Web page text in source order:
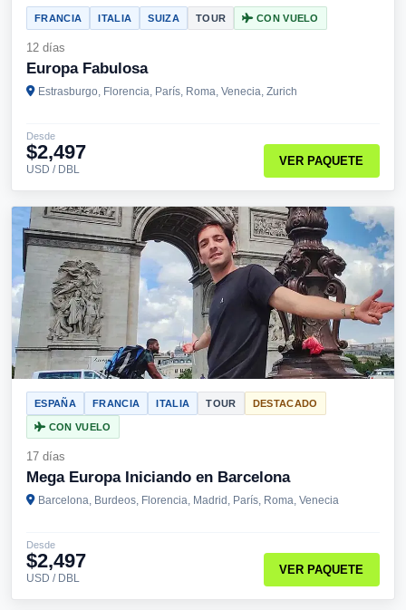
FRANCIA ITALIA SUIZA TOUR CON VUELO
12 días
Europa Fabulosa
Estrasburgo, Florencia, París, Roma, Venecia, Zurich
Desde
$2,497
USD / DBL
VER PAQUETE
ESPAÑA FRANCIA ITALIA TOUR DESTACADO
CON VUELO
17 días
Mega Europa Iniciando en Barcelona
Barcelona, Burdeos, Florencia, Madrid, París, Roma, Venecia
Desde
$2,497
USD / DBL
VER PAQUETE